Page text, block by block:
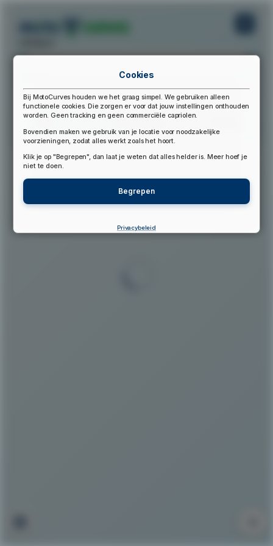
▲
Cookies
Bij MotoCurves houden we het graag simpel. We gebruiken alleen
functionele cookies. Die zorgen er voor dat jouw instellingen onthouden
worden. Geen tracking en geen commerciële capriolen.
Bovendien maken we gebruik van je locatie voor noodzakelijke
voorzieningen, zodat alles werkt zoals het hoort.
Klik je op "Begrepen", dan laat je weten dat alles helder is. Meer hoef je
niet te doen.
Begrepen
Privacybeleid